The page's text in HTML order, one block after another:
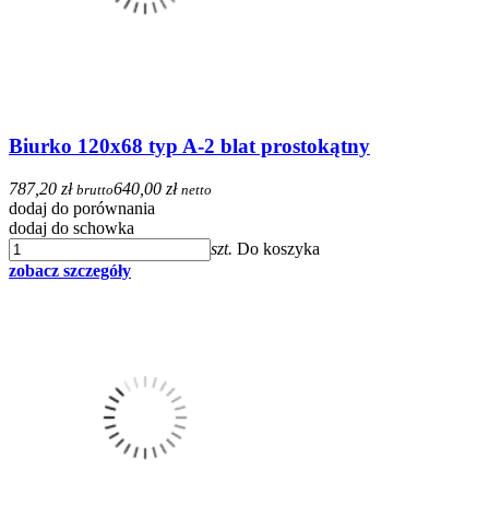
Biurko 120x68 typ A-2 blat prostokątny
787,20 zł brutto640,00 zł netto
dodaj do porównania
dodaj do schowka
szt. Do koszyka
zobacz szczegóły